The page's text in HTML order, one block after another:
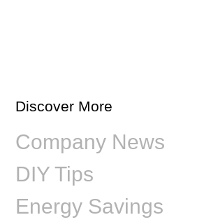
Discover More
Company News
DIY Tips
Energy Savings